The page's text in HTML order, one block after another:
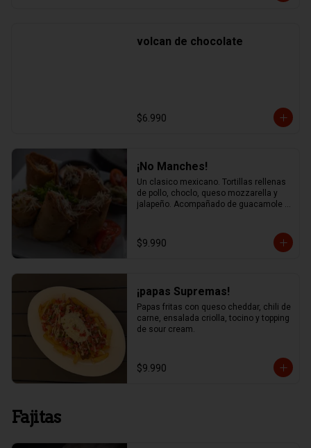
volcan de chocolate
$6.990
¡No Manches!
Un clasico mexicano. Tortillas rellenas
de pollo, choclo, queso mozzarella y
jalapeño. Acompañado de guacamole y
$9.990
¡papas Supremas!
Papas fritas con queso cheddar, chili de
carne, ensalada criolla, tocino y topping
de sour cream.
$9.990
Fajitas